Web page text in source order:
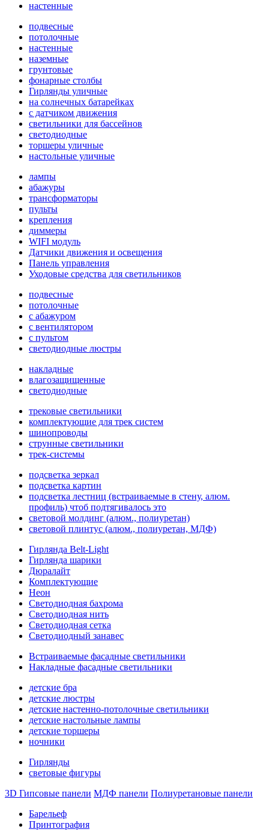
настенные
подвесные
потолочные
настенные
наземные
грунтовые
фонарные столбы
Гирлянды уличные
на солнечных батарейках
с датчиком движения
светильники для бассейнов
светодиодные
торшеры уличные
настольные уличные
лампы
абажуры
трансформаторы
пульты
крепления
диммеры
WIFI модуль
Датчики движения и освещения
Панель управления
Уходовые средства для светильников
подвесные
потолочные
с абажуром
с вентилятором
с пультом
светодиодные люстры
накладные
влагозащищенные
светодиодные
трековые светильники
комплектующие для трек систем
шинопроводы
струнные светильники
трек-системы
подсветка зеркал
подсветка картин
подсветка лестниц (встраиваемые в стену, алюм.
профиль) чтоб подтягивалось это
световой молдинг (алюм., полиуретан)
световой плинтус (алюм., полиуретан, МДФ)
Гирлянда Belt-Light
Гирлянда шарики
Дюралайт
Комплектующие
Неон
Светодиодная бахрома
Светодиодная нить
Светодиодная сетка
Светодиодный занавес
Встраиваемые фасадные светильники
Накладные фасадные светильники
детские бра
детские люстры
детские настенно-потолочные светильники
детские настольные лампы
детские торшеры
ночники
Гирлянды
световые фигуры
3D Гипсовые панели МДФ панели Полиуретановые панели
Барельеф
Принтография